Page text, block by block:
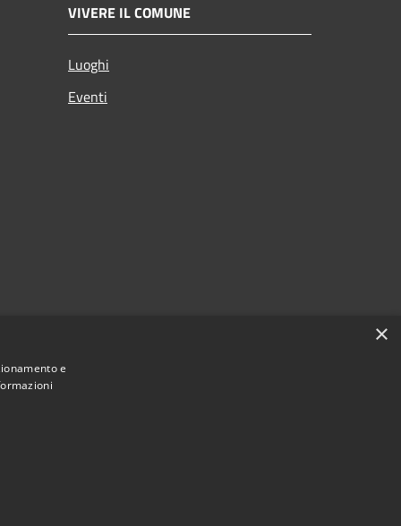
VIVERE IL COMUNE
Luoghi
Eventi
×
e